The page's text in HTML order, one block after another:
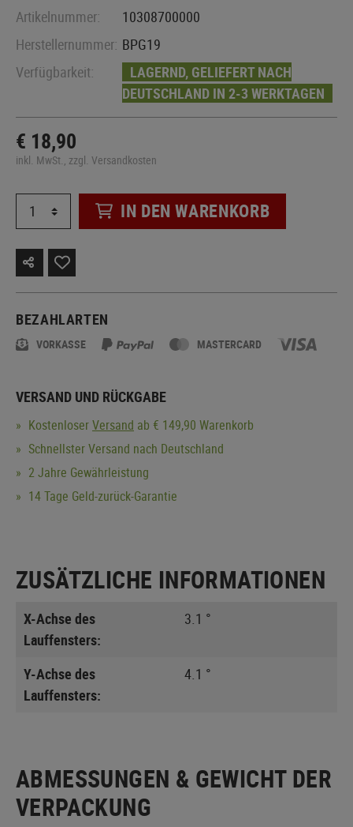
Artikelnummer:
10308700000
Herstellernummer: BPG19
Verfügbarkeit:
LAGERND, GELIEFERT NACH
DEUTSCHLAND IN 2-3 WERKTAGEN
€ 18,90
inkl. MwSt., zzgl. Versandkosten
IN DEN WARENKORB
BEZAHLARTEN
VORKASSE MASTERCARD
VERSAND UND RÜCKGABE
KostenloserVersand ab € 149,90 Warenkorb
Schnellster Versand nach Deutschland
2 Jahre Gewährleistung
14 Tage Geld-zurück-Garantie
ZUSÄTZLICHE INFORMATIONEN
X-Achse des
Lauffensters:
3.1 °
Y-Achse des
Lauffensters:
4.1 °
ABMESSUNGEN & GEWICHT DER
VERPACKUNG